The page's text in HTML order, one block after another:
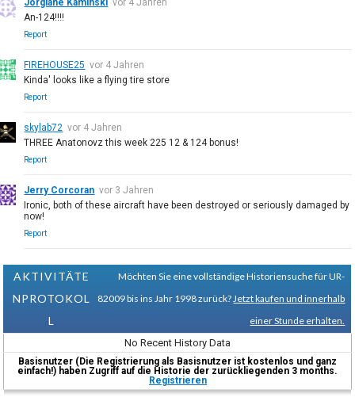
An-124!!!!
Report
FIREHOUSE25 vor 4 Jahren
Kinda' looks like a flying tire store
Report
skylab72 vor 4 Jahren
THREE Anatonovz this week 225 12 & 124 bonus!
Report
Jerry Corcoran vor 3 Jahren
Ironic, both of these aircraft have been destroyed or seriously damaged by
now!
Report
AKTIVITÄTE
NPROTOKOL
L
Möchten Sie eine vollständige Historiensuche für UR-
82009 bis ins Jahr 1998 zurück? Jetzt kaufen und innerhalb
einer Stunde erhalten.
No Recent History Data
Basisnutzer (Die Registrierung als Basisnutzer ist kostenlos und ganz
einfach!) haben Zugriff auf die Historie der zurückliegenden 3 months.
Registrieren